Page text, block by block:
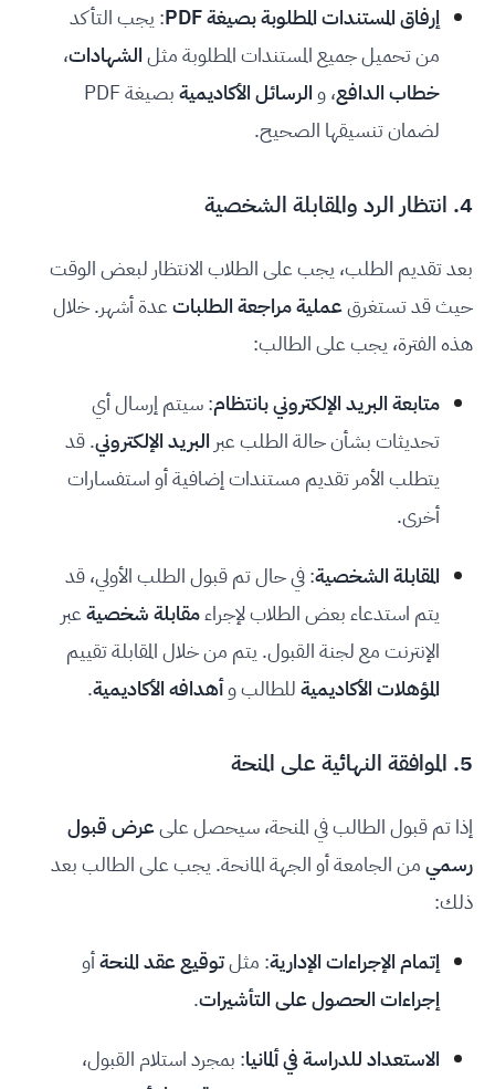
إرفاق المستندات المطلوبة بصيغة PDF
: يجب التأكد
من تحميل جميع المستندات المطلوبة مثلالشهادات،
خطاب الدافع، والرسائل الأكاديمية
بصيغة PDF
لضمان تنسيقها الصحيح.
4. انتظار الرد والمقابلة الشخصية
بعد تقديم الطلب، يجب على الطلاب الانتظار لبعض الوقت
حيث قد تستغرقعملية مراجعة الطلباتعدة أشهر. خلال
هذه الفترة، يجب على الطالب:
متابعة البريد الإلكتروني بانتظام: سيتم إرسال أي
تحديثات بشأن حالة الطلب عبر البريد الإلكتروني. قد
يتطلب الأمر تقديم مستندات إضافية أو استفسارات
أخرى.
المقابلة الشخصية: في حال تم قبول الطلب الأولي، قد
يتم استدعاء بعض الطلاب لإجراءمقابلة شخصيةعبر
الإنترنت مع لجنة القبول. يتم من خلال المقابلة تقييم
المؤهلات الأكاديميةللطالب وأهدافه الأكاديمية.
5. الموافقة النهائية على المنحة
إذا تم قبول الطالب في المنحة، سيحصل علىعرض قبول
رسميمن الجامعة أو الجهة المانحة. يجب على الطالب بعد
ذلك:
إتمام الإجراءات الإدارية: مثلتوقيع عقد المنحةأو
إجراءات الحصول على التأشيرات.
الاستعداد للدراسة في ألمانيا: بمجرد استلام القبول،